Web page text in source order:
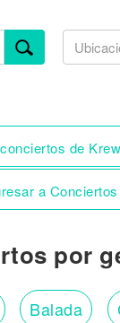
de
a Conciertos
por
Balada